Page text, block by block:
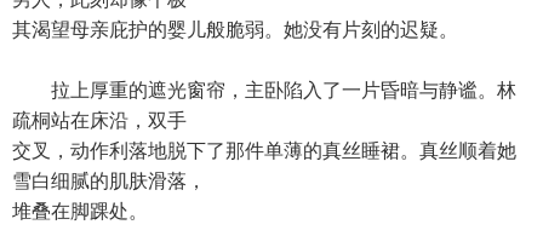
其渴望母亲庇护的婴儿般脆弱。她没有片刻的迟疑。
拉上厚重的遮光窗帘，主卧陷入了一片昏暗与静谧。林
疏桐站在床沿，双手
交叉，动作利落地脱下了那件单薄的真丝睡裙。真丝顺着她
雪白细腻的肌肤滑落，
堆叠在脚踝处。